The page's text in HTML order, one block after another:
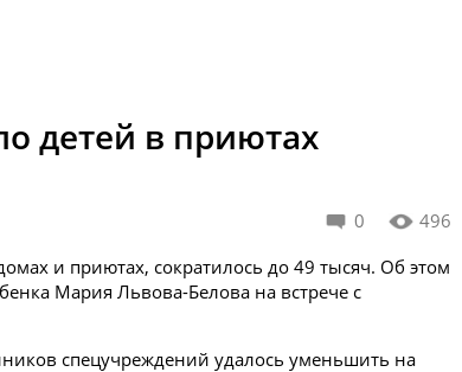
детей в приютах
0 496
и приютах, сократилось до 49 тысяч. Об этом
Мария Львова-Белова на встрече с
спецучреждений удалось уменьшить на